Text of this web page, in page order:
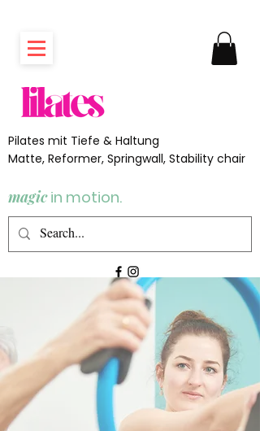
Pilates mit Tiefe & Haltung
Matte, Reformer, Springwall, Stability chair
magicin motion.